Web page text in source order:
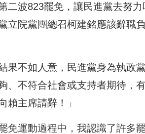
二波823罷免，讓民進黨去努
立院黨團總召柯建銘應該辭職
果不如人意，民進黨身為執政
、不符合社會或支持者期待，
賴主席請辭！」
免運動過程中，我認識了許多